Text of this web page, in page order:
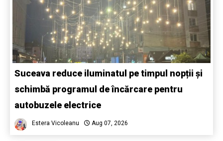
Suceava reduce iluminatul pe timpul nopții și
schimbă programul de încărcare pentru
autobuzele electrice
Estera Vicoleanu Aug 07, 2026